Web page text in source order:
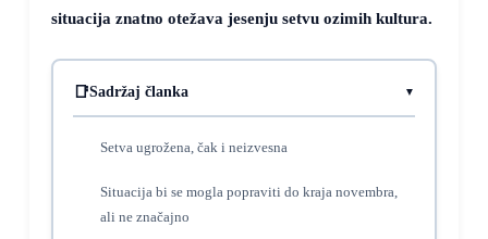
situacija znatno otežava jesenju setvu ozimih kultura.
Sadržaj članka
Setva ugrožena, čak i neizvesna
Situacija bi se mogla popraviti do kraja novembra,
ali ne značajno